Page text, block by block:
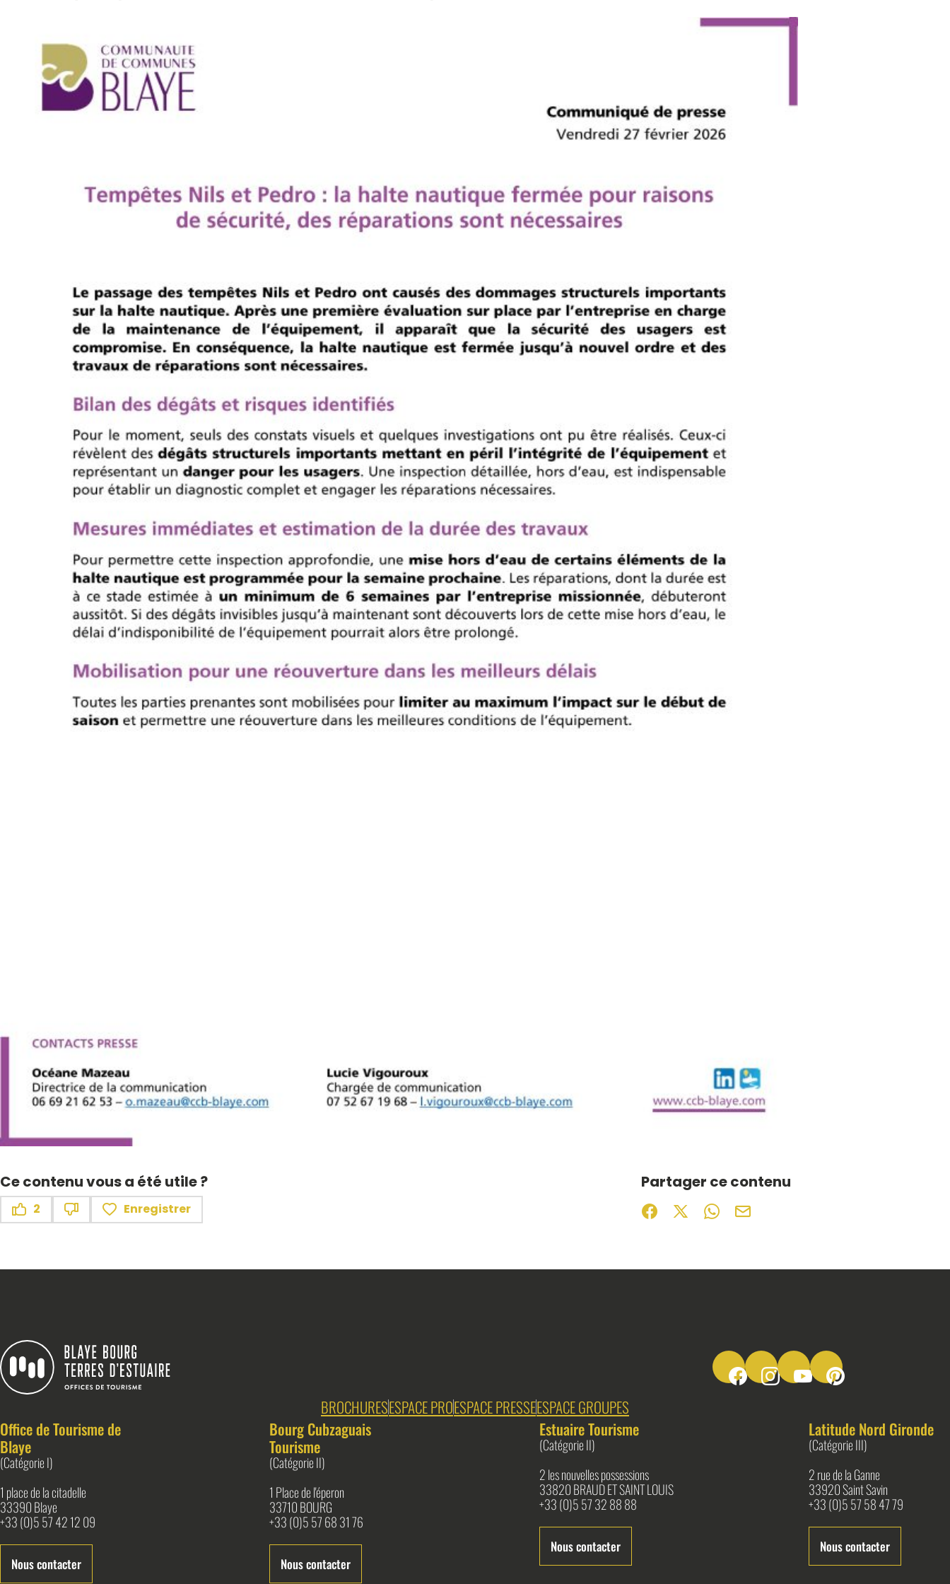
Ce contenu vous a été utile ?
2 Enregistrer
Partager ce contenu
Partager sur Facebook (nouvelle fenêtre)
Partager sur X / Twitter (nouvelle fenêtre)
Partager sur WhatsApp
Partager par mail
Suivez-nous sur Facebook
Suivez-nous sur Instagram
Suivez-nous sur Youtube
Suivez-nous sur
BROCHURESESPACE PROESPACE PRESSEESPACE GROUPES
Office de Tourisme de
Blaye
(Catégorie I)
1 place de la citadelle
33390 Blaye
+33 (0)5 57 42 12 09
Nous contacter
Bourg Cubzaguais
Tourisme
(Catégorie II)
1 Place de l'éperon
33710 BOURG
+33 (0)5 57 68 31 76
Nous contacter
Estuaire Tourisme
(Catégorie II)
2 les nouvelles possessions
33820 BRAUD ET SAINT LOUIS
+33 (0)5 57 32 88 88
Nous contacter
Latitude Nord Gironde
(Catégorie III)
2 rue de la Ganne
33920 Saint Savin
+33 (0)5 57 58 47 79
Nous contacter